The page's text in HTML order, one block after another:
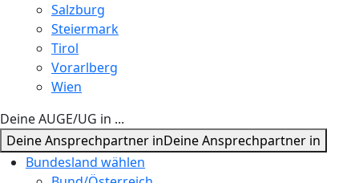
Salzburg
Steiermark
Tirol
Vorarlberg
Wien
Deine AUGE/UG in ...
Deine Ansprechpartner inDeine Ansprechpartner in
Bundesland wählen